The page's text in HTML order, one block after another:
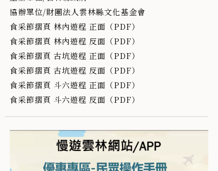
協辦單位/財團法人雲林縣文化基金會
食采節摺頁 林內遊程 正面（PDF）
食采節摺頁 林內遊程 反面（PDF）
食采節摺頁 古坑遊程 正面（PDF）
食采節摺頁 古坑遊程 反面（PDF）
食采節摺頁 斗六遊程 正面（PDF）
食采節摺頁 斗六遊程 反面（PDF）